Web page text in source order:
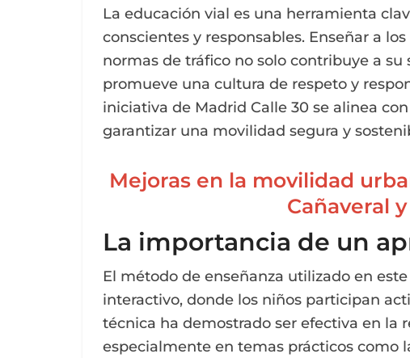
La educación vial es una herramienta
conscientes y responsables. Enseñar a
normas de tráfico no solo contribuye a
promueve una cultura de respeto y
iniciativa de Madrid Calle 30 se alinea
garantizar una movilidad segura y
Mejoras en la movilidad
Cañaveral
La importancia de un
El método de enseñanza utilizado en
interactivo, donde los niños participan
técnica ha demostrado ser efectiva en la
especialmente en temas prácticos como